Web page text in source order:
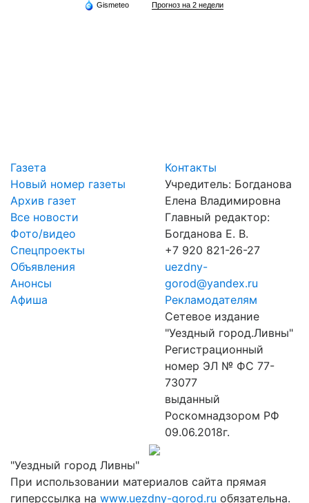
Gismeteo Прогноз на 2 недели
Газета
Новый номер газеты
Архив газет
Все новости
Фото/видео
Спецпроекты
Объявления
Анонсы
Афиша
Контакты
Учредитель: Богданова
Елена Владимировна
Главный редактор:
Богданова Е. В.
+7 920 821-26-27
uezdny-
gorod@yandex.ru
Рекламодателям
Сетевое издание
"Уездный город.Ливны"
Регистрационный
номер ЭЛ № ФС 77-
73077
выданный
Роскомнадзором РФ
09.06.2018г.
"Уездный город Ливны"
При использовании материалов сайта прямая
гиперссылка на www.uezdny-gorod.ru обязательна.